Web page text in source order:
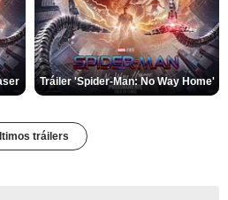
Tráiler 'Spider-Man: No Way Home'
tráilers